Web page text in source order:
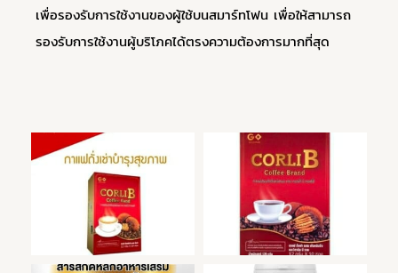
เพื่อรองรับการใช้งานของผู้ใช้บนสมาร์ทโฟน เพื่อให้สามารถ
รองรับการใช้งานผู้บริโภคได้ตรงความต้องการมากที่สุด